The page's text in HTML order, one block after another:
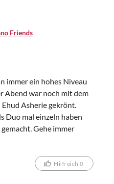
Friends
immer ein hohes Niveau
Abend war noch mit dem
Asherie gekrönt.
Duo mal einzeln haben
Gehe immer
Hilfreich 0